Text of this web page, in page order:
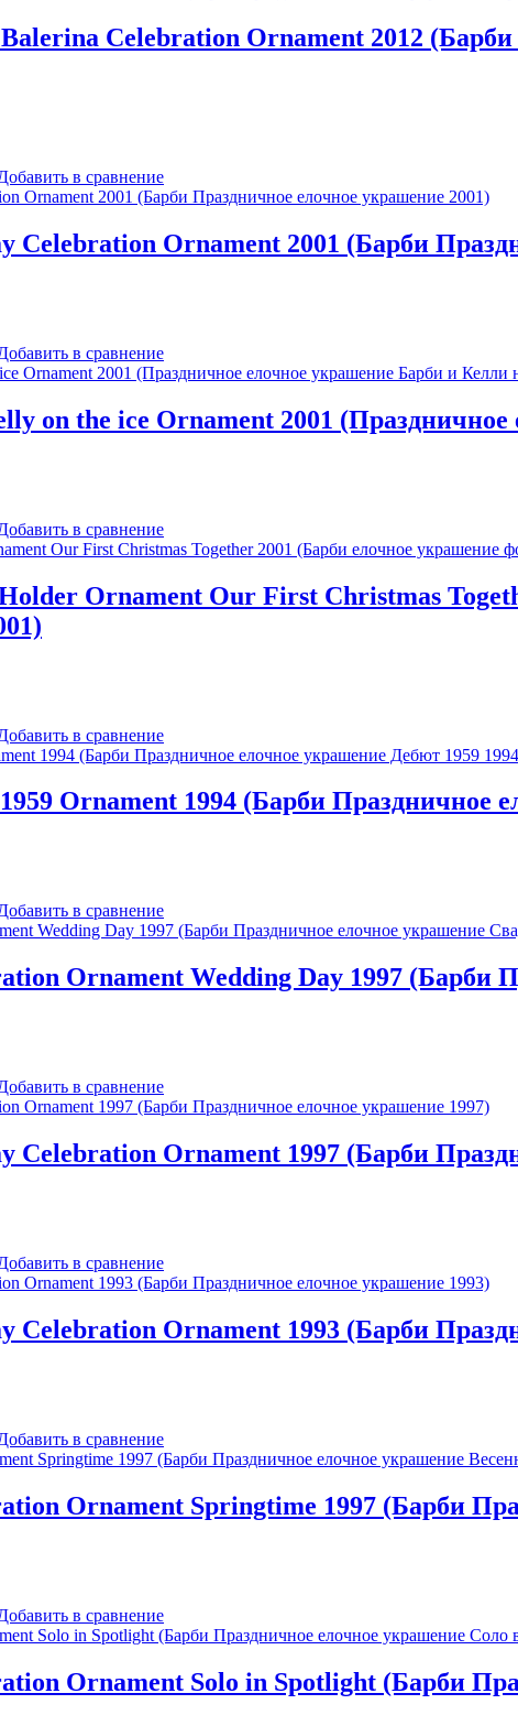
Celebration Ornament 2012
в сравнение
Celebration Ornament 2001 (Барби
в сравнение
on the ice Ornament 2001
в сравнение
Ornament Our First Christmas
в сравнение
Ornament 1994 (Барби Праздничное
в сравнение
Ornament Wedding Day 1997 (Барби
в сравнение
Celebration Ornament 1997 (Барби
в сравнение
Celebration Ornament 1993 (Барби
в сравнение
Ornament Springtime 1997 (Барби
в сравнение
Ornament Solo in Spotlight (Барби